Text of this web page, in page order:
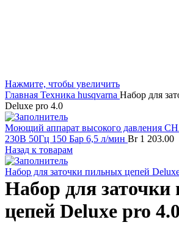
Нажмите, чтобы увеличить
Главная Техника husqvarna Набор для
Deluxe pro 4.0
Моющий аппарат высокого давления
230В 50Гц 150 Бар 6,5 л/мин Br1 203.00
Назад к товарам
Набор для заточки пильных цепей
Набор для
цепей Deluxe pro 4.0